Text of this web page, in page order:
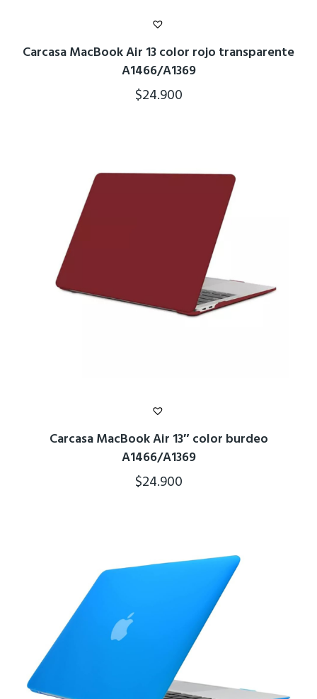
Carcasa MacBook Air 13 color rojo transparente
A1466/A1369
$24.900
Carcasa MacBook Air 13″ color burdeo
A1466/A1369
$24.900